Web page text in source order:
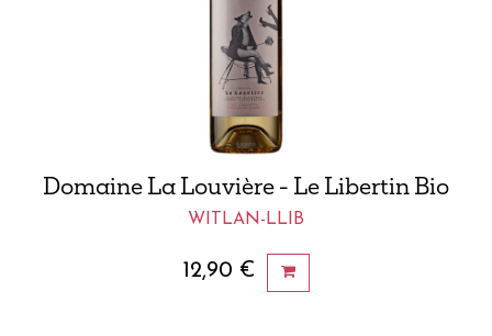
Domaine La Louvière - Le Libertin Bio
WITLAN-LLIB
12,90 €